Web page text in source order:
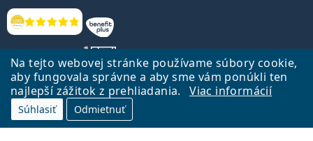
Na tejto webovej stránke používame súbory cookie,
aby fungovala správne a aby sme vám ponúkli ten
najlepší zážitok z prehliadania.
Viac informácií
Súhlasiť Odmietnuť
Hodnotenia
Späť na Úvodnu stránku
Lentiamo.sk vlastní a prevádzkuje spoločnosť Lentiamo s.r.o., Česká